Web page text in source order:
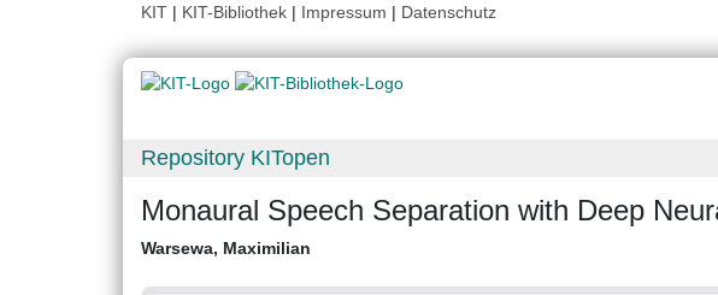
KIT | KIT-Bibliothek | Impressum | Datenschutz
Repository KITopen
Monaural Speech Separation with Deep
Warsewa, Maximilian